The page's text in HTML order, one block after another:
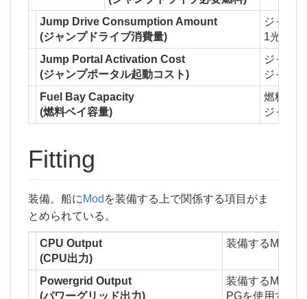
Jump Drive Consumption Amount
(ジャンプドライブ消費量)
ジャン
1光年当
Jump Portal Activation Cost
(ジャンプポータル起動コスト)
ジャン
ジャン
Fuel Bay Capacity
(燃料ベイ容量)
燃料専
ジャン
Fitting
装備。船に Mod を装備する上で関係する項目がま
とめられている。
CPU Output
(CPU出力)
装備するModの
Powergrid Output
(パワーグリッド出力)
装備するModの
PGを使用する